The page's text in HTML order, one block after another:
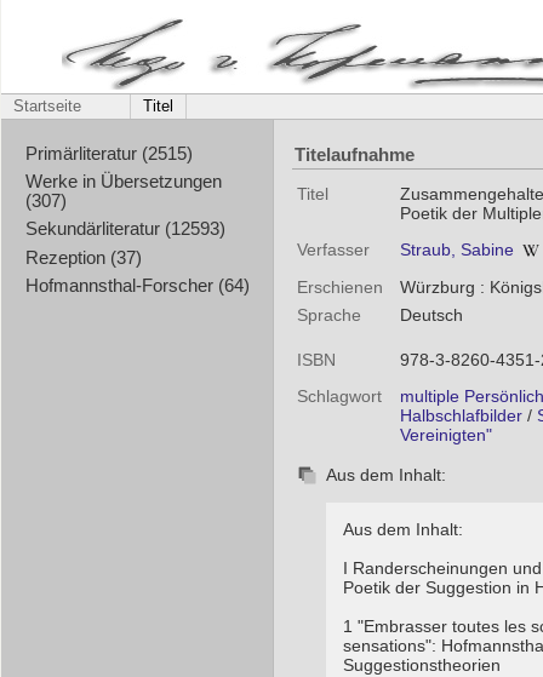
Startseite Titel
Primärliteratur (2515)
Werke in Übersetzungen
(307)
Sekundärliteratur (12593)
Rezeption (37)
Hofmannsthal-Forscher (64)
Titelaufnahme
Titel
Poetik der
Verfasser
Straub, Sabine
Erschienen
Würzburg :
Sprache
Deutsch
ISBN
978-3-8260-
Schlagwort
multiple
Halbschlafbilder/
Vereinigten"
Aus dem Inhalt:
Aus dem Inhalt:
I Randerscheinungen
Poetik der Suggestion in
1 "Embrasser toutes les
sensations":
Suggestionstheorien